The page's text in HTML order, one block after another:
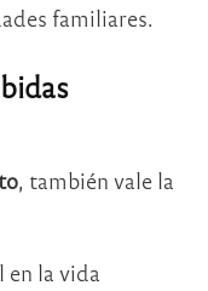
familiares.
, también vale la
en la vida